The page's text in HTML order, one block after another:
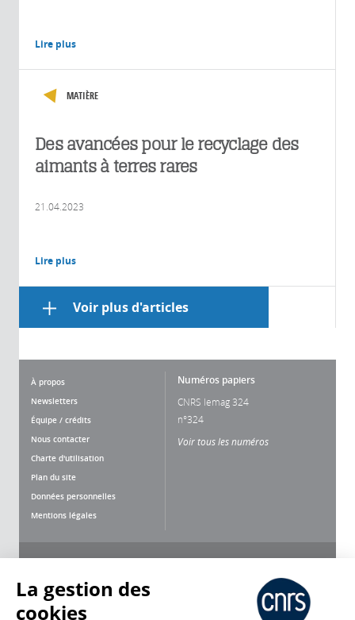
Lire plus
MATIÈRE
Des avancées pour le recyclage des
aimants à terres rares
21.04.2023
Lire plus
Voir plus d'articles
À propos
Newsletters
Équipe / crédits
Nous contacter
Charte d'utilisation
Plan du site
Données personnelles
Mentions légales
Numéros papiers
CNRS lemag 324
n°324
Voir tous les numéros
La gestion des
cookies